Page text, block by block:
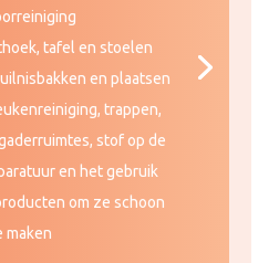
tafel en stoelen
en plaatsen
trappen,
stof op de
en het gebruik
om ze schoon
maken